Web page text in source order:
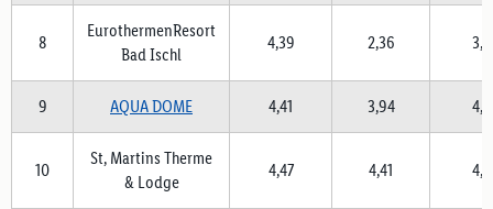
8
EurothermenResort
Bad Ischl
4,39 2,36
9 AQUA DOME 4,41 3,94
10
St, Martins Therme
& Lodge
4,47 4,41